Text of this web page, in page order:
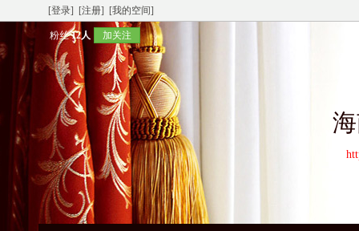
[登录] [注册] [我的空间]
粉丝12人 加关注